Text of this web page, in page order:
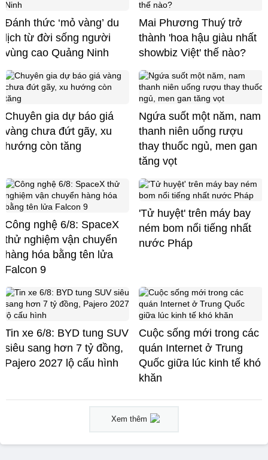
Đánh thức ‘mỏ vàng’ du
lịch từ đời sống người
vùng cao Quảng Ninh
Mai Phương Thuý trở
thành 'hoa hậu giàu nhất
showbiz Việt' thế nào?
Chuyên gia dự báo giá
vàng chưa đứt gãy, xu
hướng còn tăng
Ngứa suốt một năm, nam
thanh niên uống rượu
thay thuốc ngủ, men gan
tăng vọt
Công nghệ 6/8: SpaceX
thử nghiệm vận chuyển
hàng hóa bằng tên lửa
Falcon 9
'Tử huyệt' trên máy bay
ném bom nổi tiếng nhất
nước Pháp
Tin xe 6/8: BYD tung SUV
siêu sang hơn 7 tỷ đồng,
Pajero 2027 lộ cấu hình
Cuộc sống mới trong các
quán Internet ở Trung
Quốc giữa lúc kinh tế khó
khăn
Xem thêm